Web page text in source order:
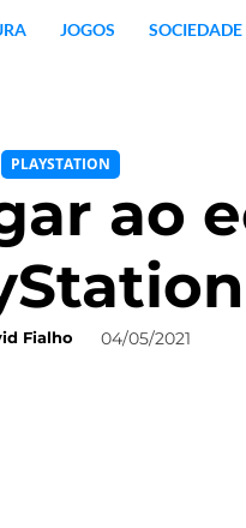
JOGOS SOCIEDADE
PLAYSTATION
ao
Fialho 04/05/2021